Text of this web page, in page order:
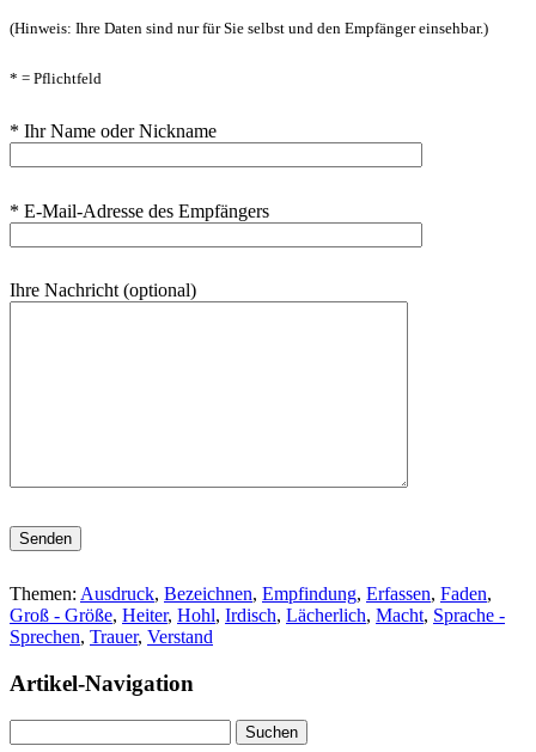
(Hinweis: Ihre Daten sind nur für Sie selbst und den Empfänger einsehbar.)
* = Pflichtfeld
* Ihr Name oder Nickname
* E-Mail-Adresse des Empfängers
Ihre Nachricht (optional)
Bitte lasse dieses Feld leer.
Themen: Ausdruck, Bezeichnen, Empfindung, Erfassen, Faden,
Groß - Größe, Heiter, Hohl, Irdisch, Lächerlich, Macht, Sprache -
Sprechen, Trauer, Verstand
Artikel-Navigation